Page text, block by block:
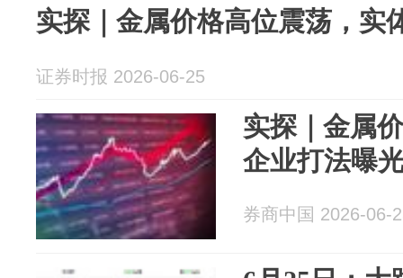
实探｜金属价格高位震荡，实
证券时报 2026-06-25
实探｜金属
企业打法曝
券商中国 2026-06-